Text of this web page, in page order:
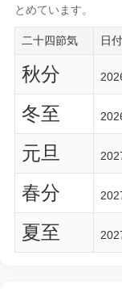
とめています。
二十四節気 日付
秋分
冬至
元旦
春分
夏至